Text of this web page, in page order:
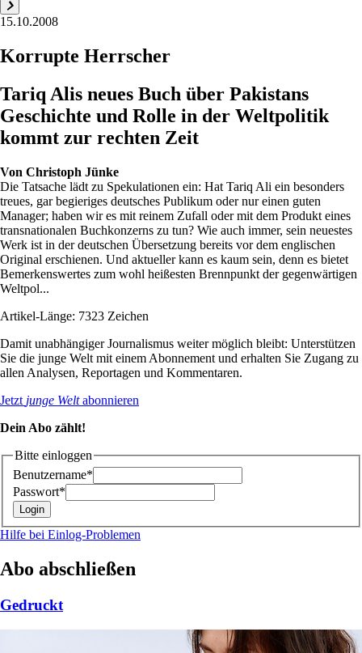
15.10.2008
Korrupte Herrscher
Tariq Alis neues Buch über Pakistans
Geschichte und Rolle in der Weltpolitik
kommt zur rechten Zeit
Von Christoph Jünke
Die Tatsache lädt zu Spekulationen ein: Hat Tariq Ali ein besonders
treues, gar begieriges deutsches Publikum oder nur einen guten
Manager; haben wir es mit reinem Zufall oder mit dem Produkt eines
transnationalen Buchkonzerns zu tun? Wie auch immer, sein neuestes
Werk ist in der deutschen Übersetzung bereits vor dem englischen
Original erschienen. Und aktueller kann es kaum sein, denn es bietet
Bemerkenswertes zum wohl heißesten Brennpunkt der gegenwärtigen
Weltpol...
Artikel-Länge: 7323 Zeichen
Damit unabhängiger Journalismus weiter möglich bleibt: Unterstützen
Sie die junge Welt mit einem Abonnement und erhalten Sie Zugang zu
allen Analysen, Reportagen und Kommentaren.
Jetzt junge Weltabonnieren
Dein Abo zählt!
Bitte einloggen
Benutzername*
Passwort*
Hilfe bei Einlog-Problemen
Abo abschließen
Gedruckt